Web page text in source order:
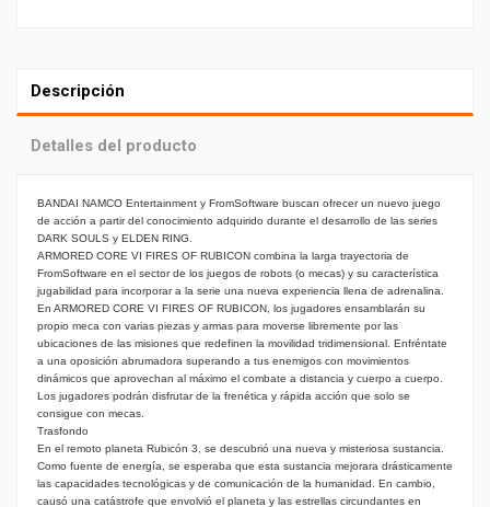
Descripción
Detalles del producto
BANDAI NAMCO Entertainment y FromSoftware buscan ofrecer un nuevo juego
de acción a partir del conocimiento adquirido durante el desarrollo de las series
DARK SOULS y ELDEN RING.
ARMORED CORE VI FIRES OF RUBICON combina la larga trayectoria de
FromSoftware en el sector de los juegos de robots (o mecas) y su característica
jugabilidad para incorporar a la serie una nueva experiencia llena de adrenalina.
En ARMORED CORE VI FIRES OF RUBICON, los jugadores ensamblarán su
propio meca con varias piezas y armas para moverse libremente por las
ubicaciones de las misiones que redefinen la movilidad tridimensional. Enfréntate
a una oposición abrumadora superando a tus enemigos con movimientos
dinámicos que aprovechan al máximo el combate a distancia y cuerpo a cuerpo.
Los jugadores podrán disfrutar de la frenética y rápida acción que solo se
consigue con mecas.
Trasfondo
En el remoto planeta Rubicón 3, se descubrió una nueva y misteriosa sustancia.
Como fuente de energía, se esperaba que esta sustancia mejorara drásticamente
las capacidades tecnológicas y de comunicación de la humanidad. En cambio,
causó una catástrofe que envolvió el planeta y las estrellas circundantes en